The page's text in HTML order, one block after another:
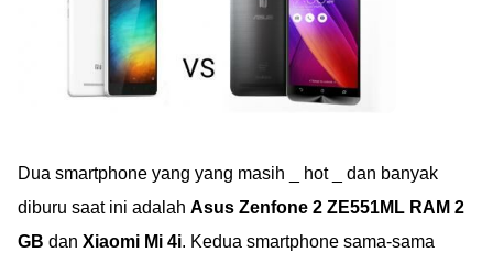
Dua smartphone yang yang masih _ hot _ dan banyak
diburu saat ini adalah Asus Zenfone 2 ZE551ML RAM 2
GB dan Xiaomi Mi 4i. Kedua smartphone sama-sama